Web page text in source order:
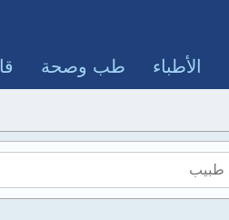
الأطباء طب وصحة